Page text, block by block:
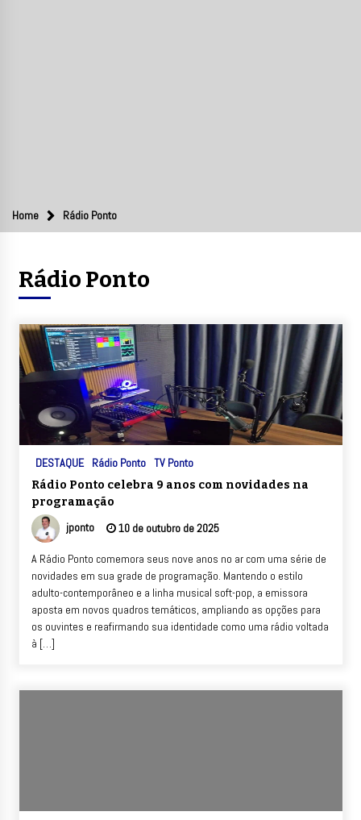
Home Rádio Ponto
Rádio Ponto
DESTAQUE Rádio Ponto TV Ponto
Rádio Ponto celebra 9 anos com novidades na
programação
jponto 10 de outubro de 2025
A Rádio Ponto comemora seus nove anos no ar com uma série de
novidades em sua grade de programação. Mantendo o estilo
adulto-contemporâneo e a linha musical soft-pop, a emissora
aposta em novos quadros temáticos, ampliando as opções para
os ouvintes e reafirmando sua identidade como uma rádio voltada
à […]